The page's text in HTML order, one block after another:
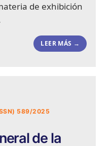
de exhibición
LEER MÁS →
589/2025
de la